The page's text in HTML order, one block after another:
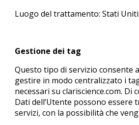
Luogo del trattamento: Stati
Gestione dei tag
Questo tipo di servizio consente
gestire in modo centralizzato i
necessari su clariscience.com. Di
Dati dell’Utente possono essere
servizi, con la possibilità che